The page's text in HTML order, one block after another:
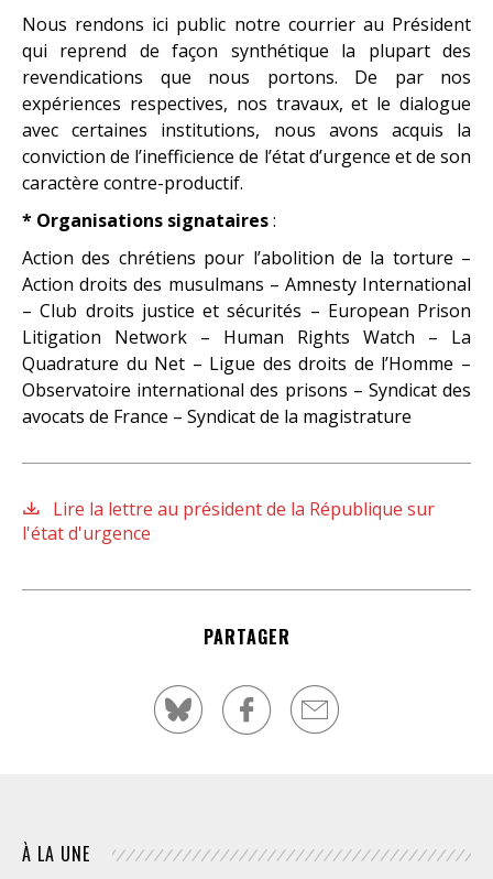
Nous rendons ici public notre courrier au Président
qui reprend de façon synthétique la plupart des
revendications que nous portons. De par nos
expériences respectives, nos travaux, et le dialogue
avec certaines institutions, nous avons acquis la
conviction de l’inefficience de l’état d’urgence et de son
caractère contre-productif.
* Organisations signataires:
Action des chrétiens pour l’abolition de la torture –
Action droits des musulmans – Amnesty International
– Club droits justice et sécurités – European Prison
Litigation Network – Human Rights Watch – La
Quadrature du Net – Ligue des droits de l’Homme –
Observatoire international des prisons – Syndicat des
avocats de France – Syndicat de la magistrature
Lire la lettre au président de la République sur
l'état d'urgence
PARTAGER
À LA UNE